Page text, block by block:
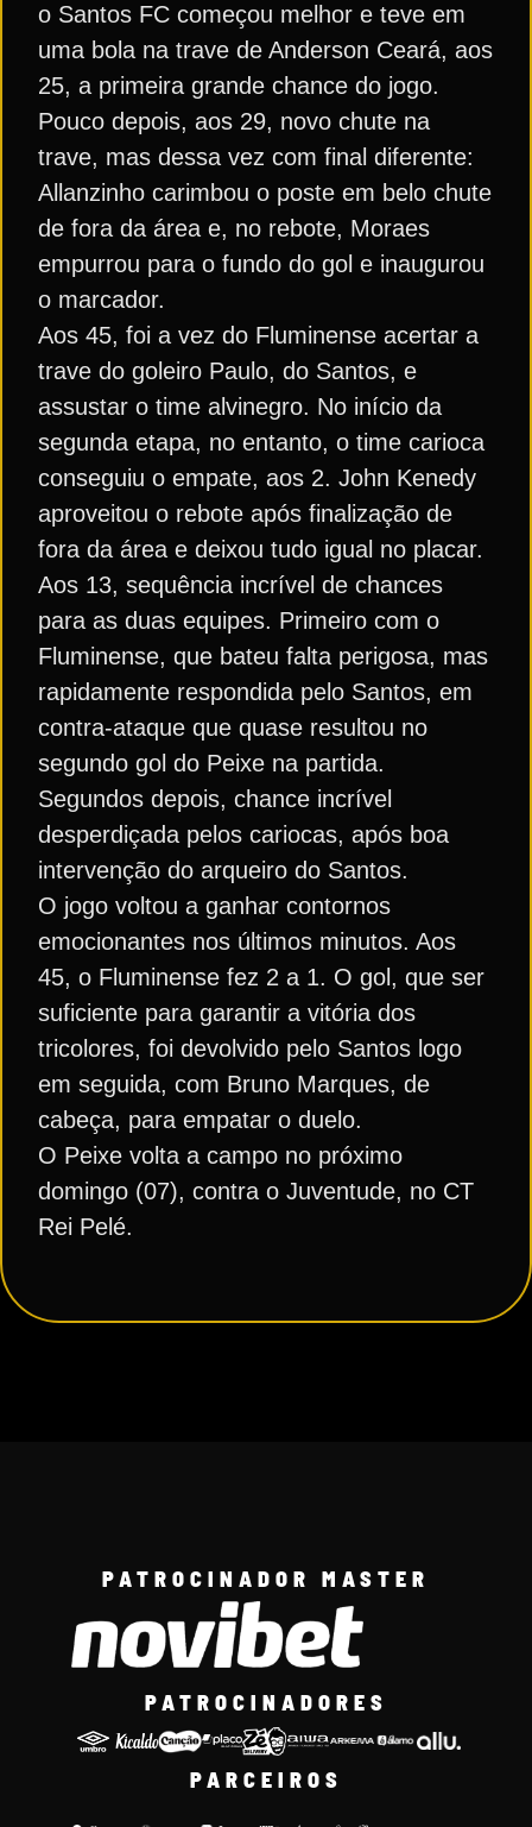
o Santos FC começou melhor e teve em
uma bola na trave de Anderson Ceará, aos
25, a primeira grande chance do jogo.
Pouco depois, aos 29, novo chute na
trave, mas dessa vez com final diferente:
Allanzinho carimbou o poste em belo chute
de fora da área e, no rebote, Moraes
empurrou para o fundo do gol e inaugurou
o marcador.
Aos 45, foi a vez do Fluminense acertar a
trave do goleiro Paulo, do Santos, e
assustar o time alvinegro. No início da
segunda etapa, no entanto, o time carioca
conseguiu o empate, aos 2. John Kenedy
aproveitou o rebote após finalização de
fora da área e deixou tudo igual no placar.
Aos 13, sequência incrível de chances
para as duas equipes. Primeiro com o
Fluminense, que bateu falta perigosa, mas
rapidamente respondida pelo Santos, em
contra-ataque que quase resultou no
segundo gol do Peixe na partida.
Segundos depois, chance incrível
desperdiçada pelos cariocas, após boa
intervenção do arqueiro do Santos.
O jogo voltou a ganhar contornos
emocionantes nos últimos minutos. Aos
45, o Fluminense fez 2 a 1. O gol, que ser
suficiente para garantir a vitória dos
tricolores, foi devolvido pelo Santos logo
em seguida, com Bruno Marques, de
cabeça, para empatar o duelo.
O Peixe volta a campo no próximo
domingo (07), contra o Juventude, no CT
Rei Pelé.
PATROCINADOR MASTER
PATROCINADORES
PARCEIROS